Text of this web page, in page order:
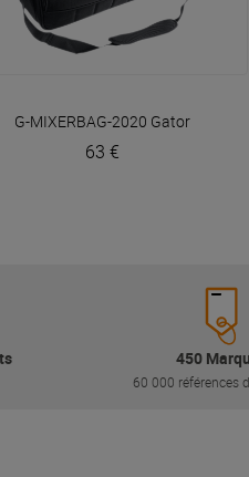
VOIR EN DÉTAIL
G-MIXERBAG-2020 Gator
63 €
450
60 000 références